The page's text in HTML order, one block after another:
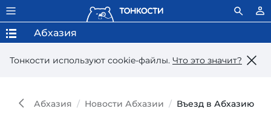
Тонкости используют сookie-файлы. Что это значит?
Абхазия
Абхазия Новости Абхазии Въезд в Абхазию